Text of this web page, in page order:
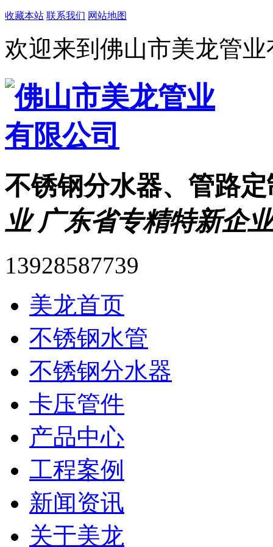
收藏本站 联系我们 网站地图
欢迎来到佛山市美龙管
不锈钢分水器、管路
业 广东省专精特新企
13928587739
美龙首页
不锈钢水管
不锈钢分水器
卡压管件
产品中心
工程案例
新闻资讯
关于美龙